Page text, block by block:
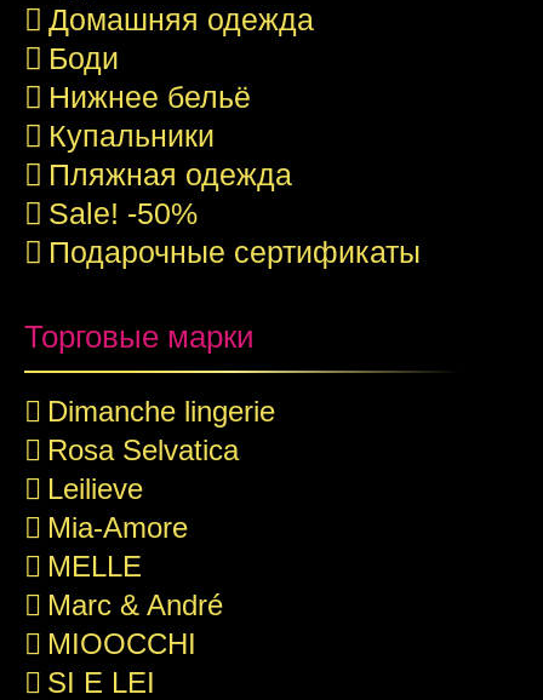
Домашняя одежда
Боди
Нижнее бельё
Купальники
Пляжная одежда
Sale! -50%
Подарочные сертификаты
Торговые марки
Dimanche lingerie
Rosa Selvatica
Leilieve
Mia-Amore
MELLE
Marc & André
MIOOCCHI
SI E LEI